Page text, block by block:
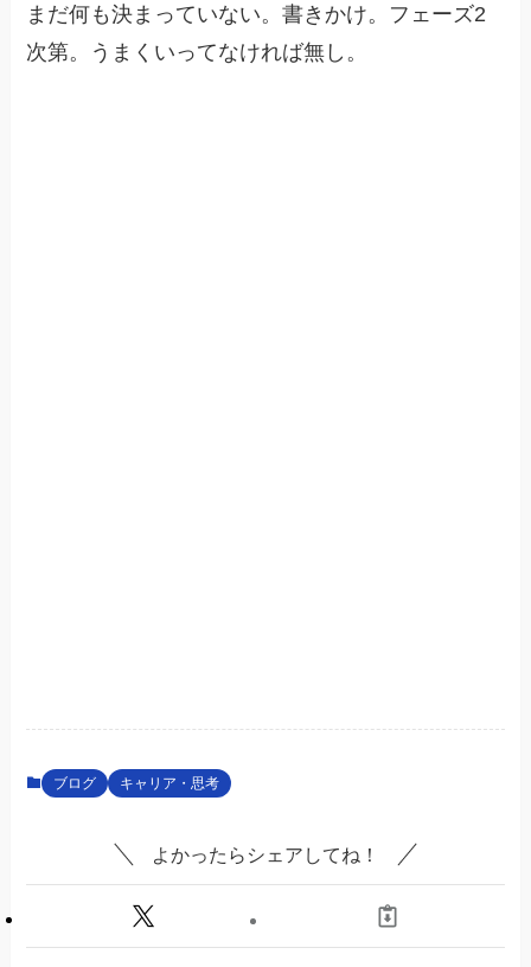
まだ何も決まっていない。書きかけ。フェーズ2
次第。うまくいってなければ無し。
ブログ キャリア・思考
よかったらシェアしてね！